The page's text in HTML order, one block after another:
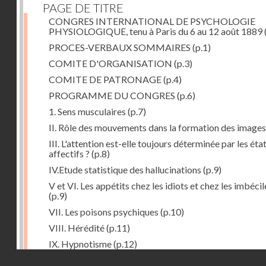
PAGE DE TITRE
CONGRES INTERNATIONAL DE PSYCHOLOGIE
PHYSIOLOGIQUE, tenu à Paris du 6 au 12 août 1889
PROCES-VERBAUX SOMMAIRES (p.1)
COMITE D'ORGANISATION (p.3)
COMITE DE PATRONAGE(p.4)
PROGRAMME DU CONGRES (p.6)
1. Sens musculaires (p.7)
II. Rôle des mouvements dans la formation des images
III. L'attention est-elle toujours déterminée par les
affectifs ? (p.8)
IV.Etude statistique des hallucinations (p.9)
V et VI. Les appétits chez les idiots et chez les
(p.9)
VII. Les poisons psychiques (p.10)
VIII. Hérédité(p.11)
IX. Hypnotisme(p.12)